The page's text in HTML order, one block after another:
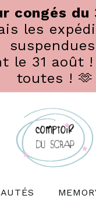
congés
les
le 31
toutes ! 🫶